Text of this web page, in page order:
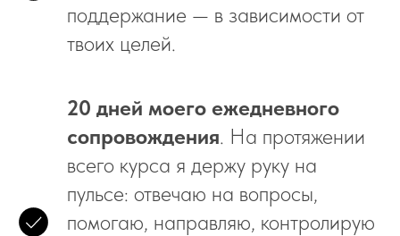
поддержание — в зависимости от
твоих целей.
20 дней моего ежедневного
сопровождения. На протяжении
всего курса я держу руку на
пульсе: отвечаю на вопросы,
помогаю, направляю, контролирую